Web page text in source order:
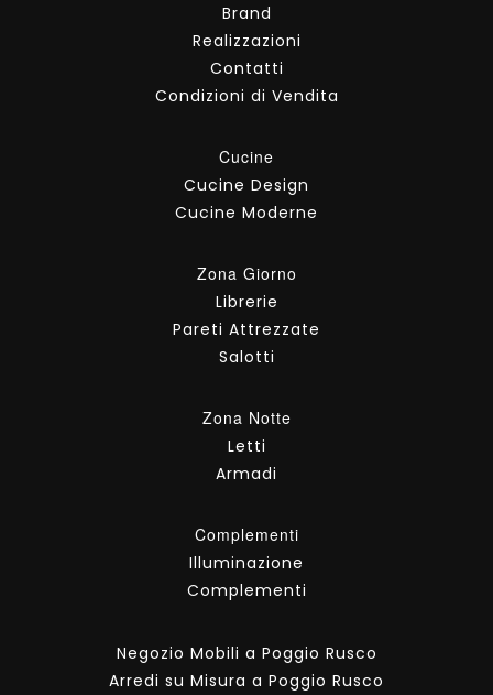
Brand
Realizzazioni
Contatti
Condizioni di Vendita
Cucine
Cucine Design
Cucine Moderne
Zona Giorno
Librerie
Pareti Attrezzate
Salotti
Zona Notte
Letti
Armadi
Complementi
Illuminazione
Complementi
Negozio Mobili a Poggio Rusco
Arredi su Misura a Poggio Rusco